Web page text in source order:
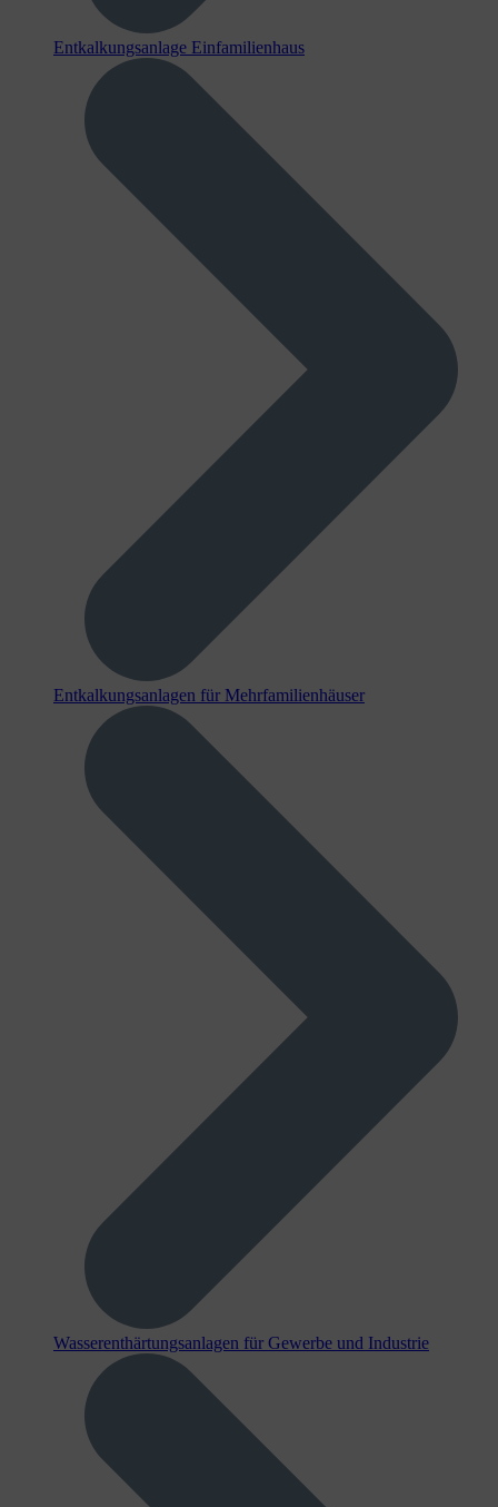
Entkalkungsanlage Einfamilienhaus
Entkalkungsanlagen für Mehrfamilienhäuser
Wasserenthärtungsanlagen für Gewerbe und Industrie